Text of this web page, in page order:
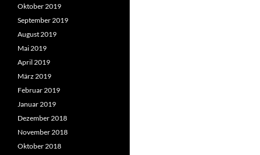
Oktober 2019
September 2019
August 2019
Mai 2019
April 2019
März 2019
Februar 2019
Januar 2019
Dezember 2018
November 2018
Oktober 2018